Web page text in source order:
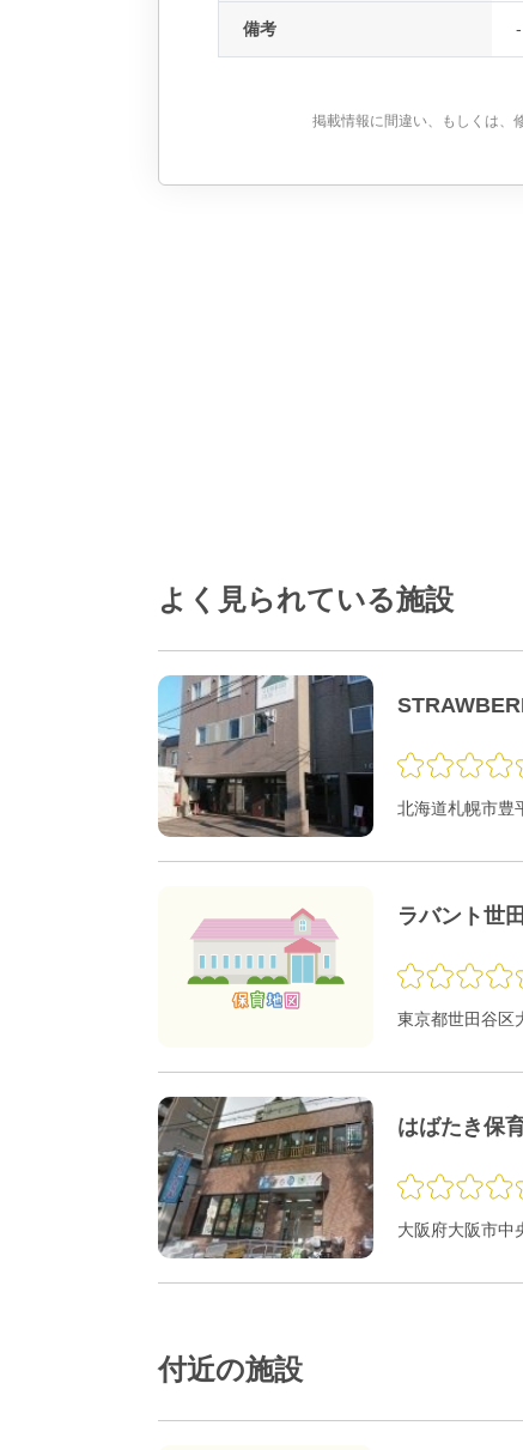
備考 -
掲載情報に間違い、もしくは、
よく見られている施設
北海道札幌市豊
ラバント世
東京都世田谷区
はばたき保
大阪府大阪市中
付近の施設